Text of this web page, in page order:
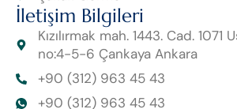
İletişim Bilgileri
Kızılırmak mah. 1443. Cad. 1071
no:4-5-6 Çankaya Ankara
+90 (312) 963 45 43
+90 (312) 963 45 43